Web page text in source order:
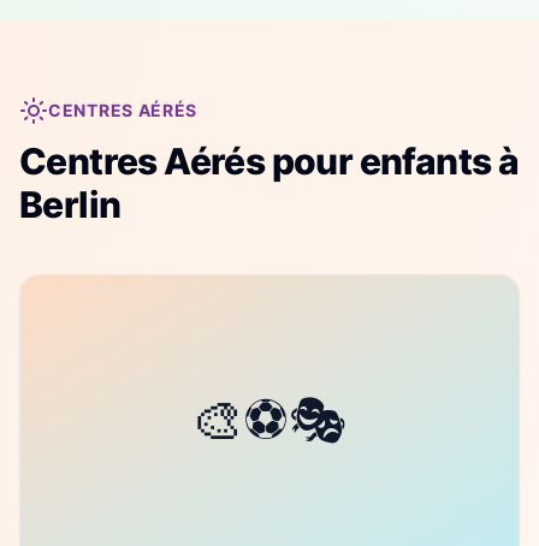
CENTRES AÉRÉS
Centres Aéréspour enfants à
Berlin